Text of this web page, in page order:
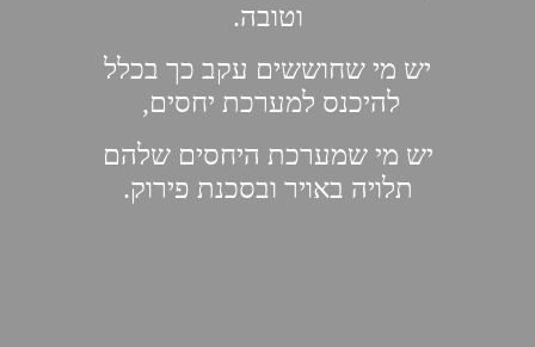
וטובה.
יש מי שחוששים עקב כך בכלל
להיכנס למערכת יחסים,
יש מי שמערכת היחסים שלהם
תלויה באויר ובסכנת פירוק.